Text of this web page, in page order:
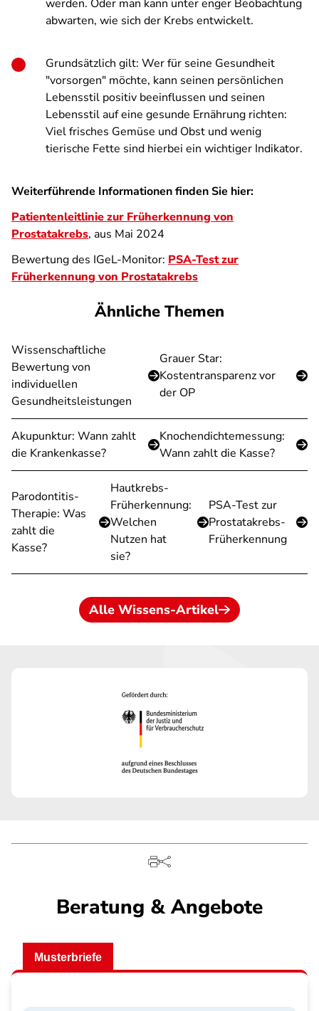
werden. Oder man kann unter enger Beobachtung
abwarten, wie sich der Krebs entwickelt.
Grundsätzlich gilt: Wer für seine Gesundheit
"vorsorgen" möchte, kann seinen persönlichen
Lebensstil positiv beeinflussen und seinen
Lebensstil auf eine gesunde Ernährung richten:
Viel frisches Gemüse und Obst und wenig
tierische Fette sind hierbei ein wichtiger Indikator.
Weiterführende Informationen finden Sie hier:
Patientenleitlinie zur Früherkennung von
Prostatakrebs, aus Mai 2024
Bewertung des IGeL-Monitor: PSA-Test zur
Früherkennung von Prostatakrebs
Ähnliche Themen
Wissenschaftliche
Bewertung von
individuellen
Gesundheitsleistungen
Grauer Star:
Kostentransparenz vor
der OP
Akupunktur: Wann zahlt
die Krankenkasse?
Knochendichtemessung:
Wann zahlt die Kasse?
Parodontitis-
Therapie: Was
zahlt die
Kasse?
Hautkrebs-
Früherkennung:
Welchen
Nutzen hat
sie?
PSA-Test zur
Prostatakrebs-
Früherkennung
Alle Wissens-Artikel
Beratung & Angebote
Musterbriefe